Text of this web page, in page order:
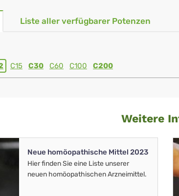
Liste aller verfügbarer Potenzen
C15 C30 C60 C100 C200
Weitere
Neue homöopathische Mittel 2023
Hier finden Sie eine Liste unserer
neuen homöopathischen Arzneimittel.